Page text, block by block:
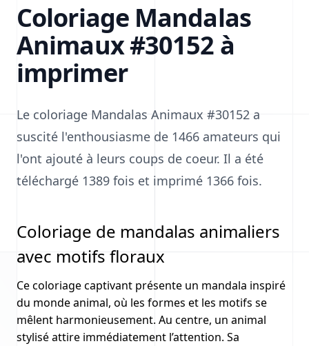
Coloriage Mandalas
Animaux #30152 à
imprimer
Le coloriage Mandalas Animaux #30152 a
suscité l'enthousiasme de 1466 amateurs qui
l'ont ajouté à leurs coups de coeur. Il a été
téléchargé 1389 fois et imprimé 1366 fois.
Coloriage de mandalas animaliers
avec motifs floraux
Ce coloriage captivant présente un mandala inspiré
du monde animal, où les formes et les motifs se
mêlent harmonieusement. Au centre, un animal
stylisé attire immédiatement l’attention. Sa